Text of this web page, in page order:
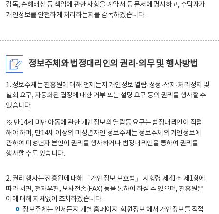
감독, 손해배상 등 책임에 관한 사항을 계약서 등 문서에 명시하고, 수탁자가
개인정보를 안전하게 처리하는지를 감독하겠습니다.
정보주체와 법정대리인의 권리·의무 및 행사방법
1. 정보주체는 진흥원에 대해 언제든지 개인정보 열람·정정·삭제·처리정지 및
철회 요구, 자동화된 결정에 대한 거부 또는 설명 요구 등의 권리를 행사할 수
있습니다.
※ 만14세 미만 아동에 관한 개인정보의 열람등 요구는 법정대리인이 직접
해야 하며, 만14세 이상의 미성년자인 정보주체는 정보주체의 개인정보에
관하여 미성년자 본인이 권리를 행사하거나 법정대리인을 통하여 권리를
행사할 수도 있습니다.
2. 권리 행사는 진흥원에 대해 「개인정보 보호법」 시행령 제41조 제1항에
따라 서면, 전자우편, 모사전송(FAX) 등을 통하여 하실 수 있으며, 진흥원은
이에 대해 지체없이 조치하겠습니다.
정보주체는 언제든지 개별 홈페이지 ‘회원정보’에서 개인정보를 직접